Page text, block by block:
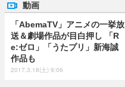
動画
「AbemaTV」アニメの一挙放
送＆劇場作品が目白押し 「R
e:ゼロ」「うたプリ」新海誠
作品も
2017.3.18(土) 9:06